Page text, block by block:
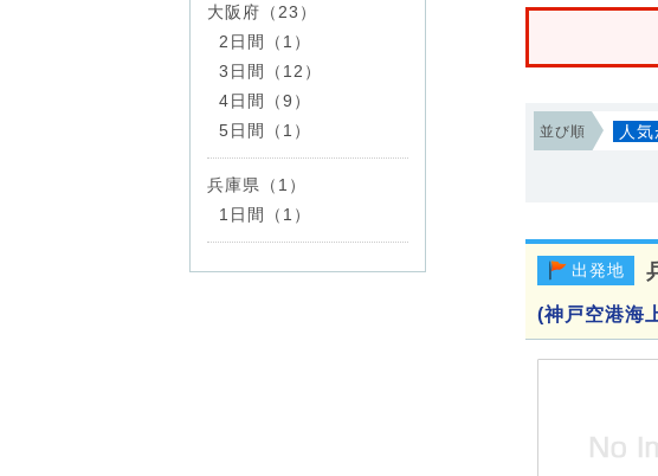
並び順 人
出発地
(神戸空港海
大阪府（23）
2日間（1）
3日間（12）
4日間（9）
5日間（1）
兵庫県（1）
1日間（1）